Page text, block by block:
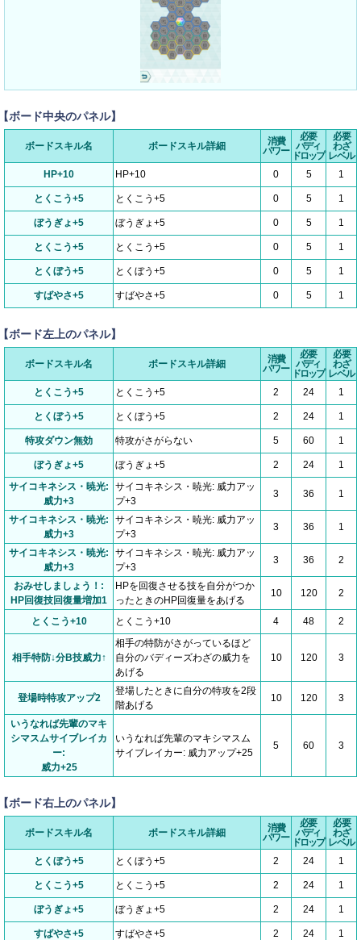
ボード中央のパネル】
ボードスキル名 ボードスキル詳細
消費
パワー
必要
バディ
ドロップ
必要
わざ
レベル
HP+10
HP+10 0 5 1
とくこう+5 とくこう+5 0 5 1
ぼうぎょ+5 ぼうぎょ+5 0 5 1
とくこう+5 とくこう+5 0 5 1
とくぼう+5 とくぼう+5 0 5 1
すばやさ+5 すばやさ+5 0 5 1
ボード左上のパネル】
ボードスキル名 ボードスキル詳細
消費
パワー
必要
バディ
ドロップ
必要
わざ
レベル
とくこう+5
とくこう+5 2 24 1
とくぼう+5 とくぼう+5 2 24 1
特攻ダウン無効 特攻がさがらない 5 60 1
ぼうぎょ+5 ぼうぎょ+5 2 24
1
サイコキネシス・暁光:
威力+3
サイコキネシス・暁光: 威力アッ
プ+3
3 36 1
サイコキネシス・暁光:
威力+3
サイコキネシス・暁光: 威力アッ
プ+3
3 36 1
サイコキネシス・暁光:
威力+3
サイコキネシス・暁光: 威力アッ
プ+3
3 36 2
おみせしましょう！:
HP回復技回復量増加1
HPを回復させる技を自分がつか
ったときのHP回復量をあげる
10 120 2
とくこう+10 とくこう+10 4 48 2
相手特防↓分B技威力↑
相手の特防がさがっているほど
自分のバディーズわざの威力を
あげる
10 120 3
登場時特攻アップ2
登場したときに自分の特攻を2段
階あげる
10 120 3
いうなれば先輩のマキ
シマスムサイブレイカ
ー:
威力+25
いうなれば先輩のマキシマスム
サイブレイカー: 威力アップ+25
5 60 3
ボード右上のパネル】
ボードスキル名 ボードスキル詳細
消費
パワー
必要
バディ
ドロップ
必要
わざ
レベル
とくぼう+5
とくぼう+5 2 24 1
とくこう+5 とくこう+5 2 24 1
ぼうぎょ+5 ぼうぎょ+5 2 24 1
すばやさ+5 すばやさ+5 2 24 1